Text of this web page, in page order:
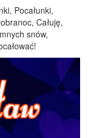
Pocałunki,
Całuję,
snów,